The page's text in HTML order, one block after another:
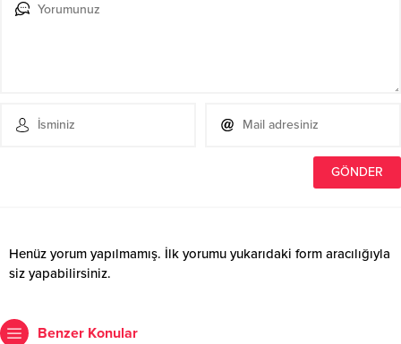
Henüz yorum yapılmamış. İlk yorumu yukarıdaki form aracılığıyla
siz yapabilirsiniz.
Benzer Konular